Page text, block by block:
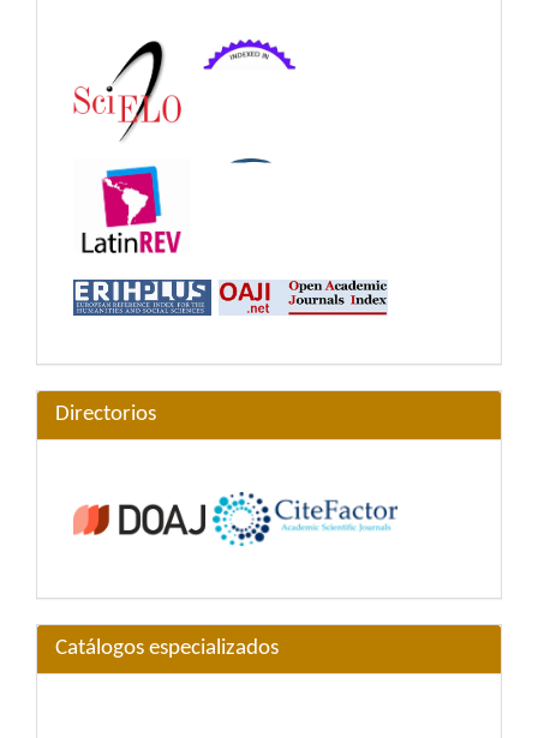
Directorios
Catálogos especializados